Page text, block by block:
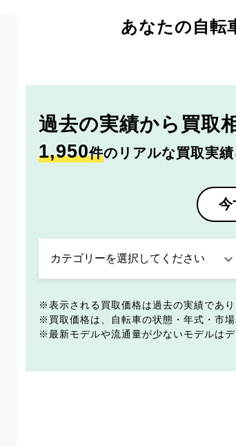
あなたの自転
過去の実績から 買取
1,950件のリアルな買取実績
今
表示される買取価格は過去の実績であ
買取価格は、自転車の状態・年式・市
最新モデルや流通量が少ないモデルは